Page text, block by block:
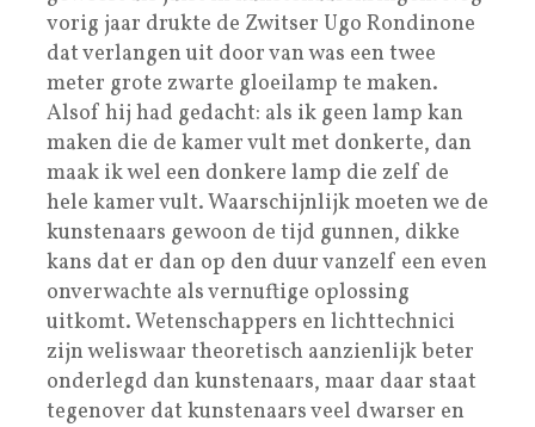
vorig jaar drukte de Zwitser Ugo Rondinone
dat verlangen uit door van was een twee
meter grote zwarte gloeilamp te maken.
Alsof hij had gedacht: als ik geen lamp kan
maken die de kamer vult met donkerte, dan
maak ik wel een donkere lamp die zelf de
hele kamer vult. Waarschijnlijk moeten we de
kunstenaars gewoon de tijd gunnen, dikke
kans dat er dan op den duur vanzelf een even
onverwachte als vernuftige oplossing
uitkomt. Wetenschappers en lichttechnici
zijn weliswaar theoretisch aanzienlijk beter
onderlegd dan kunstenaars, maar daar staat
tegenover dat kunstenaars veel dwarser en